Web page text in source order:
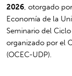
2026 , otorgado
Economía de la
Seminario del
organizado por el
(OCEC-UDP).